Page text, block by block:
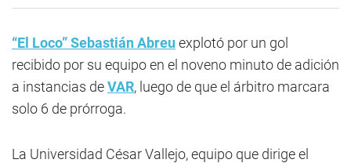
“El Loco” Sebastián Abreuexplotó por un gol
recibido por su equipo en el noveno minuto de adición
a instancias deVAR, luego de que el árbitro marcara
solo 6 de prórroga.
La Universidad César Vallejo, equipo que dirige el